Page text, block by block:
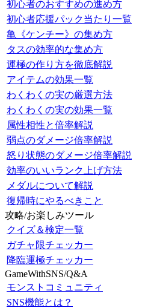
初心者のおすすめの進め方
初心者応援パック当たり一覧
亀《ケンチー》の集め方
タスの効率的な集め方
運極の作り方を徹底解説
アイテムの効果一覧
わくわくの実の厳選方法
わくわくの実の効果一覧
属性相性と倍率解説
弱点のダメージ倍率解説
怒り状態のダメージ倍率解説
効率のいいランク上げ方法
メダルについて解説
復帰時にやるべきこと
攻略/お楽しみツール
クイズ＆検定一覧
ガチャ限チェッカー
降臨運極チェッカー
GameWithSNS/Q&A
モンストコミュニティ
SNS機能とは？